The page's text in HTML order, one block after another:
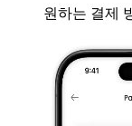
원하는 결제